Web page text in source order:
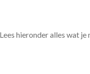
hieronder alles wat